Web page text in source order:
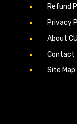
Refund
Privacy
About
Contact
Site Map